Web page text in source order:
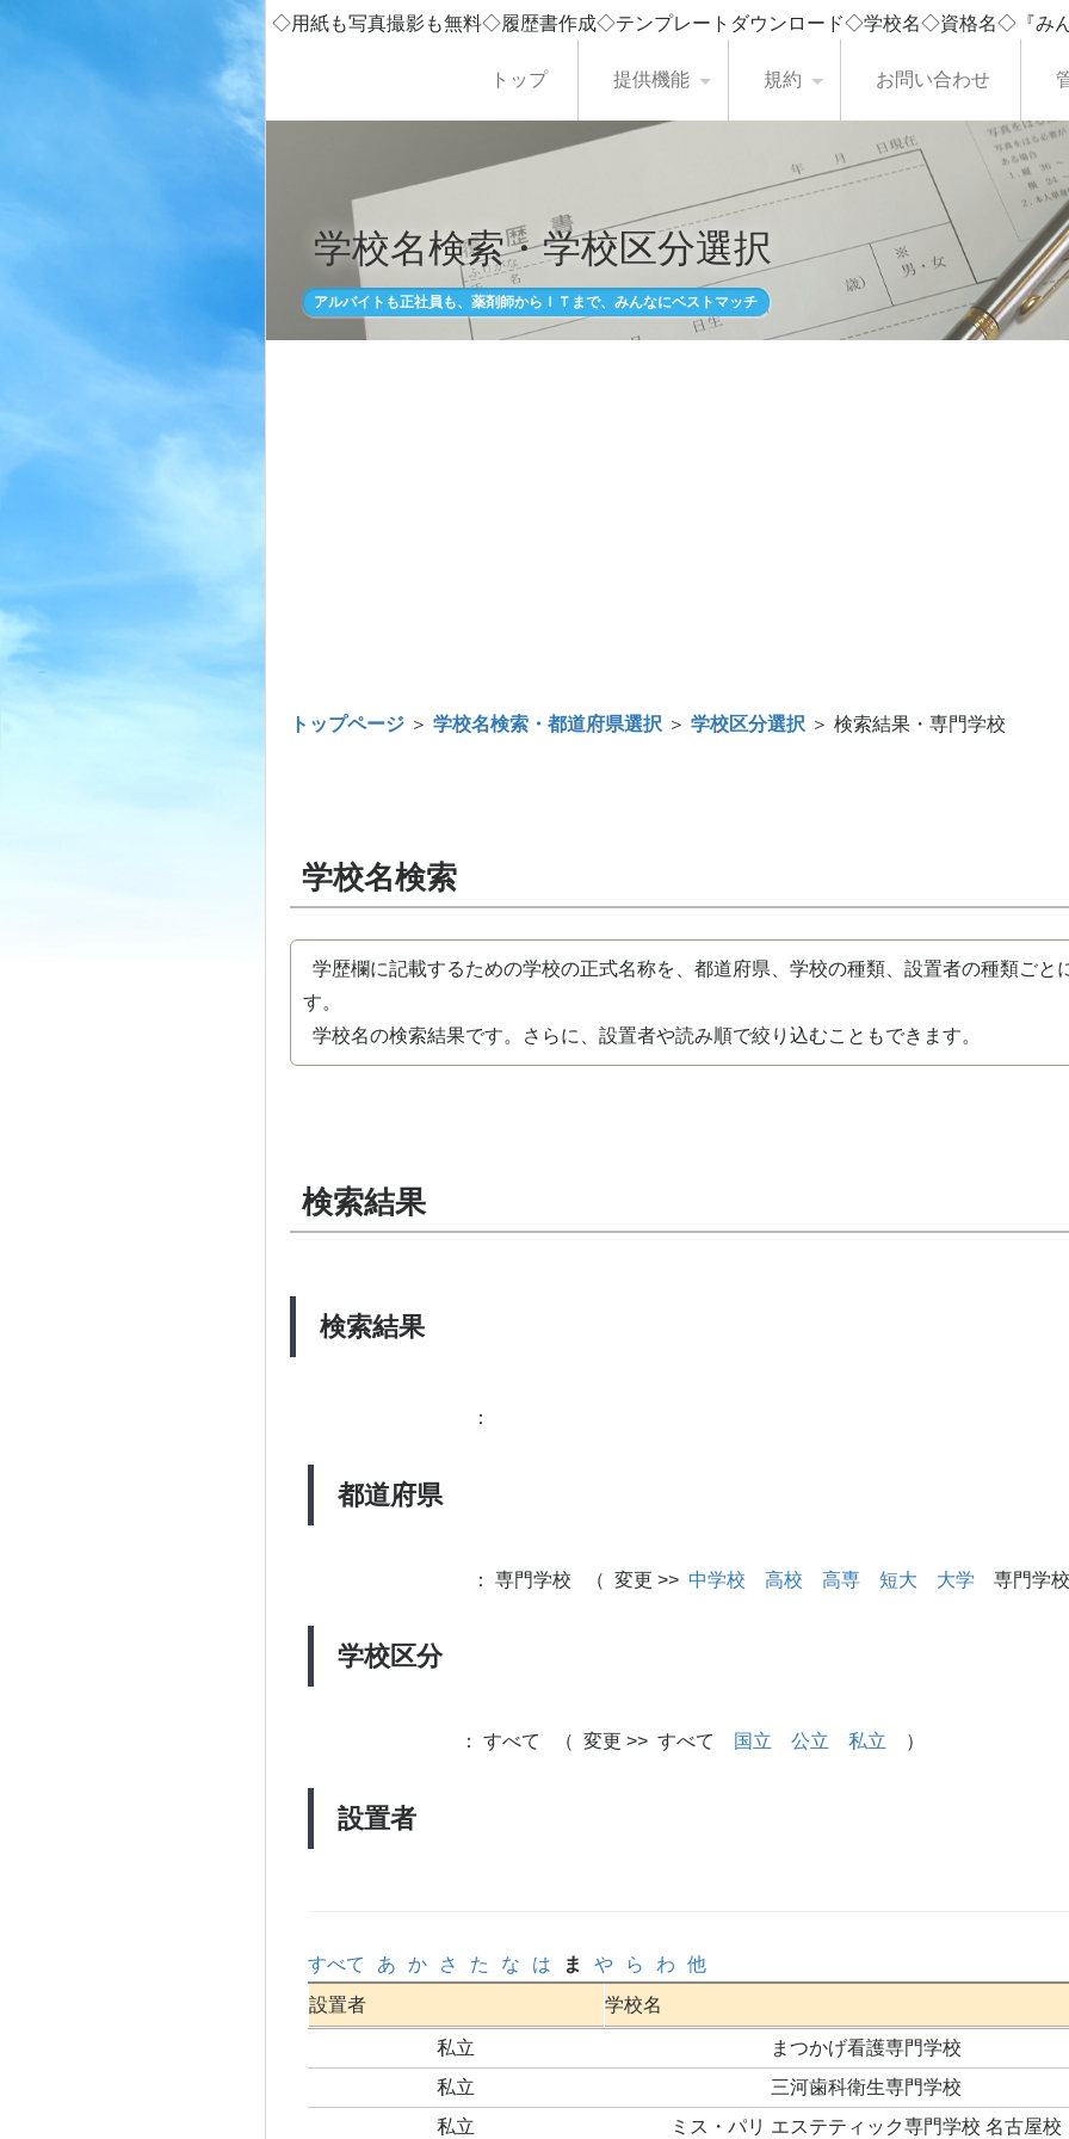
◇用紙も写真撮影も無料◇履歴書作成◇テンプレートダウンロード◇学校名◇資格名◇『み
トップ 提供機能 規約 お問い合わせ
学校名検索・学校区分選択
アルバイトも正社員も、薬剤師からＩＴまで、みんなにベストマッチ
トップページ ＞ 学校名検索・都道府県選択 ＞ 学校区分選択 ＞ 検索結果・専門学校
学校名検索
学歴欄に記載するための学校の正式名称を、都道府県、学校の種類、設置者の種類ごと
す。
学校名の検索結果です。さらに、設置者や読み順で絞り込むこともできます。
検索結果
検索結果
都道府県
：
学校区分
： 専門学校 （ 変更 >> 中学校 高校 高専 短大 大学 専門学
設置者
： すべて （ 変更 >> すべて 国立 公立 私立 ）
すべて あ か さ た な は ま や ら わ
他
設置者
学校名
私立
まつかげ看護専門学校
私立
三河歯科衛生専門学校
私立
ミス・パリ エステティック専門学校 名古屋校